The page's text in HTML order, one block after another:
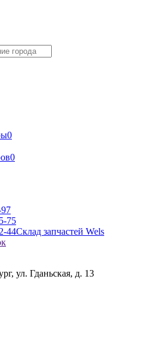
0
0
75
44Склад запчастей Wels
ул. Гданьская, д. 13